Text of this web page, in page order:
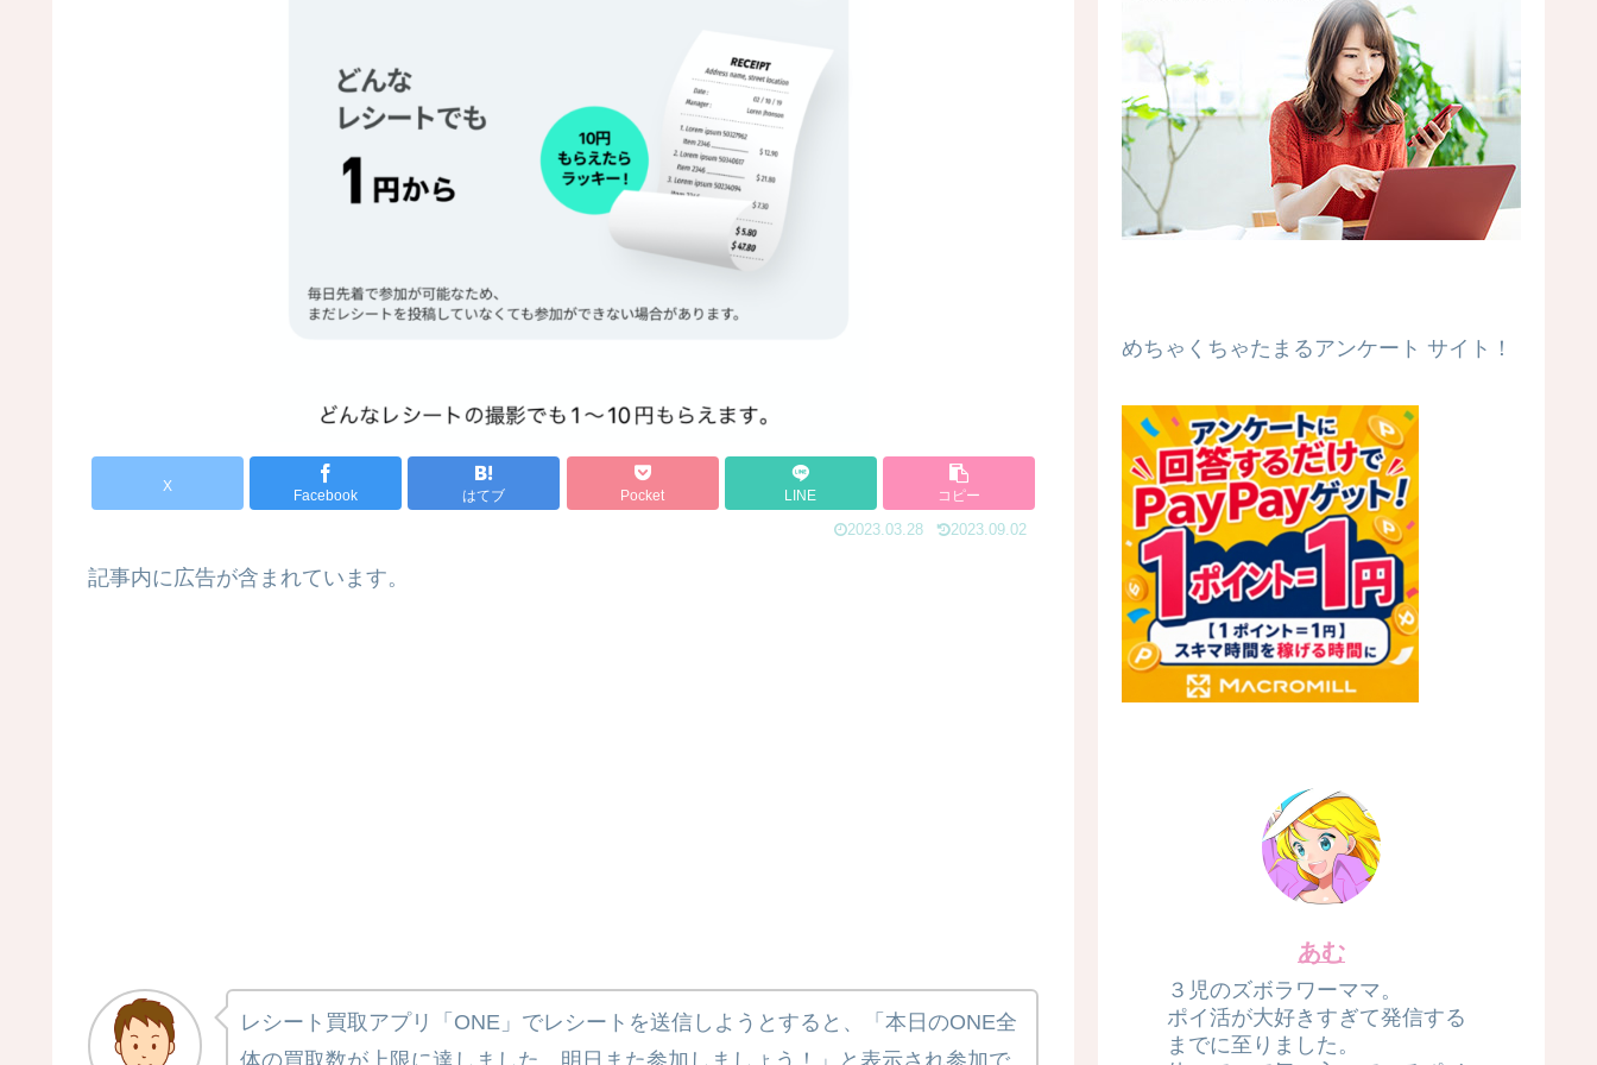
X
Facebook はてブ Pocket LINE コピー
2023.03.28 2023.09.02
記事内に広告が含まれています。
レシート買取アプリ「ONE」でレシートを送信しようとすると、「本日のONE全
めちゃくちゃたまるアンケート サイト！
あむ
３児のズボラワーママ。
ポイ活が大好きすぎて発信する
までに至りました。